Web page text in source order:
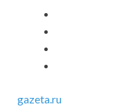
gazeta.ru